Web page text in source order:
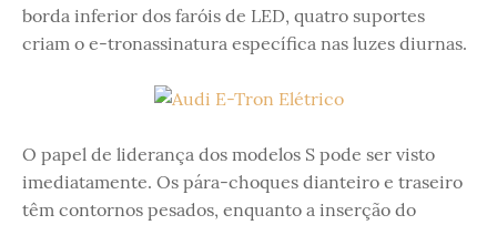
borda inferior dos faróis de LED, quatro suportes
criam o e-tronassinatura específica nas luzes diurnas.
O papel de liderança dos modelos S pode ser visto
imediatamente. Os pára-choques dianteiro e traseiro
têm contornos pesados, enquanto a inserção do